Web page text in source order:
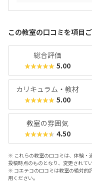
ないといいますか、子ども
向き合ってもらえている
できませんが学習塾の先生
目にいいところはカリキュ
こんなにたくさんの種類
す。どこも1種類ではない
する能力、共通点をみつけ
ことです。その効果があっ
に感じます。関連性はわ
目が得意になりました。入
トに交換してくれました
期不良がこちらの教室の
悪かったことがこれぐらい
特にありません
トや国内の有名ロボットな
レゴ社のロボット1台をず
たくさん工夫をしている
宿題なども子どもは楽し
ースがあったので自転車で
ペースに屋根があるので雨
からは少し距離があると思
いる子どもたちはほとん
てくる子はそんなにはいな
カーペットがかわいいで
で清潔感もあります。ロ
板や壁に貼られていてに
や雰囲気だなと思いました
気や消毒などコロナ対策も
した。妥当だと思います。
この教室の口コミを項目
総合評価
★★★★★ 5.00
カリキュラム・教材
★★★★★ 5.00
教室の雰囲気
★★★★★ 4.50
※ これらの教室の口コミは、体験・
投稿時点のものとなり、変更されて
※ コエテコの口コミは教室の絶対的
用ください。